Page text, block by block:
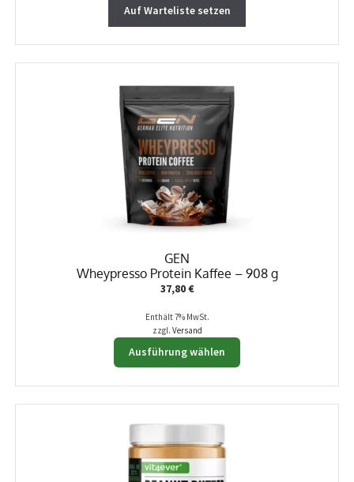
Auf Warteliste setzen
GEN
Wheypresso Protein Kaffee – 908 g
37,80€
Enthält 7% MwSt.
zzgl. Versand
Ausführung wählen
Dieses
Produkt